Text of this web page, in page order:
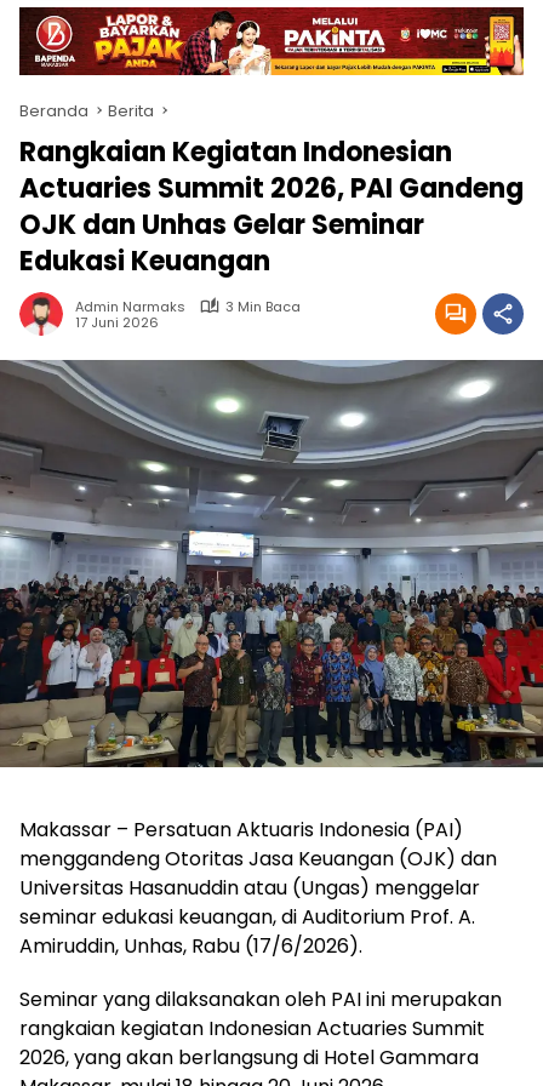
Beranda Berita
Rangkaian Kegiatan Indonesian
Actuaries Summit 2026, PAI Gandeng
OJK dan Unhas Gelar Seminar
Edukasi Keuangan
Admin Narmaks
3 Min Baca
17 Juni 2026
Makassar – Persatuan Aktuaris Indonesia (PAI)
menggandeng Otoritas Jasa Keuangan (OJK) dan
Universitas Hasanuddin atau (Ungas) menggelar
seminar edukasi keuangan, di Auditorium Prof. A.
Amiruddin, Unhas, Rabu (17/6/2026).
Seminar yang dilaksanakan oleh PAI ini merupakan
rangkaian kegiatan Indonesian Actuaries Summit
2026, yang akan berlangsung di Hotel Gammara